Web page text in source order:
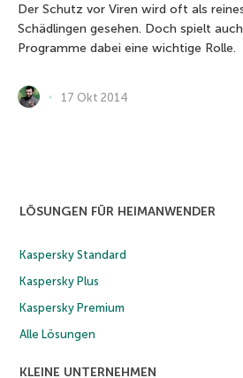
Der Schutz vor Viren wird oft als
Schädlingen gesehen. Doch spielt
Programme dabei eine wichtige Rolle.
17 Okt 2014
LÖSUNGEN FÜR HEIMANWENDER
Kaspersky Standard
Kaspersky Plus
Kaspersky Premium
Alle Lösungen
KLEINE UNTERNEHMEN